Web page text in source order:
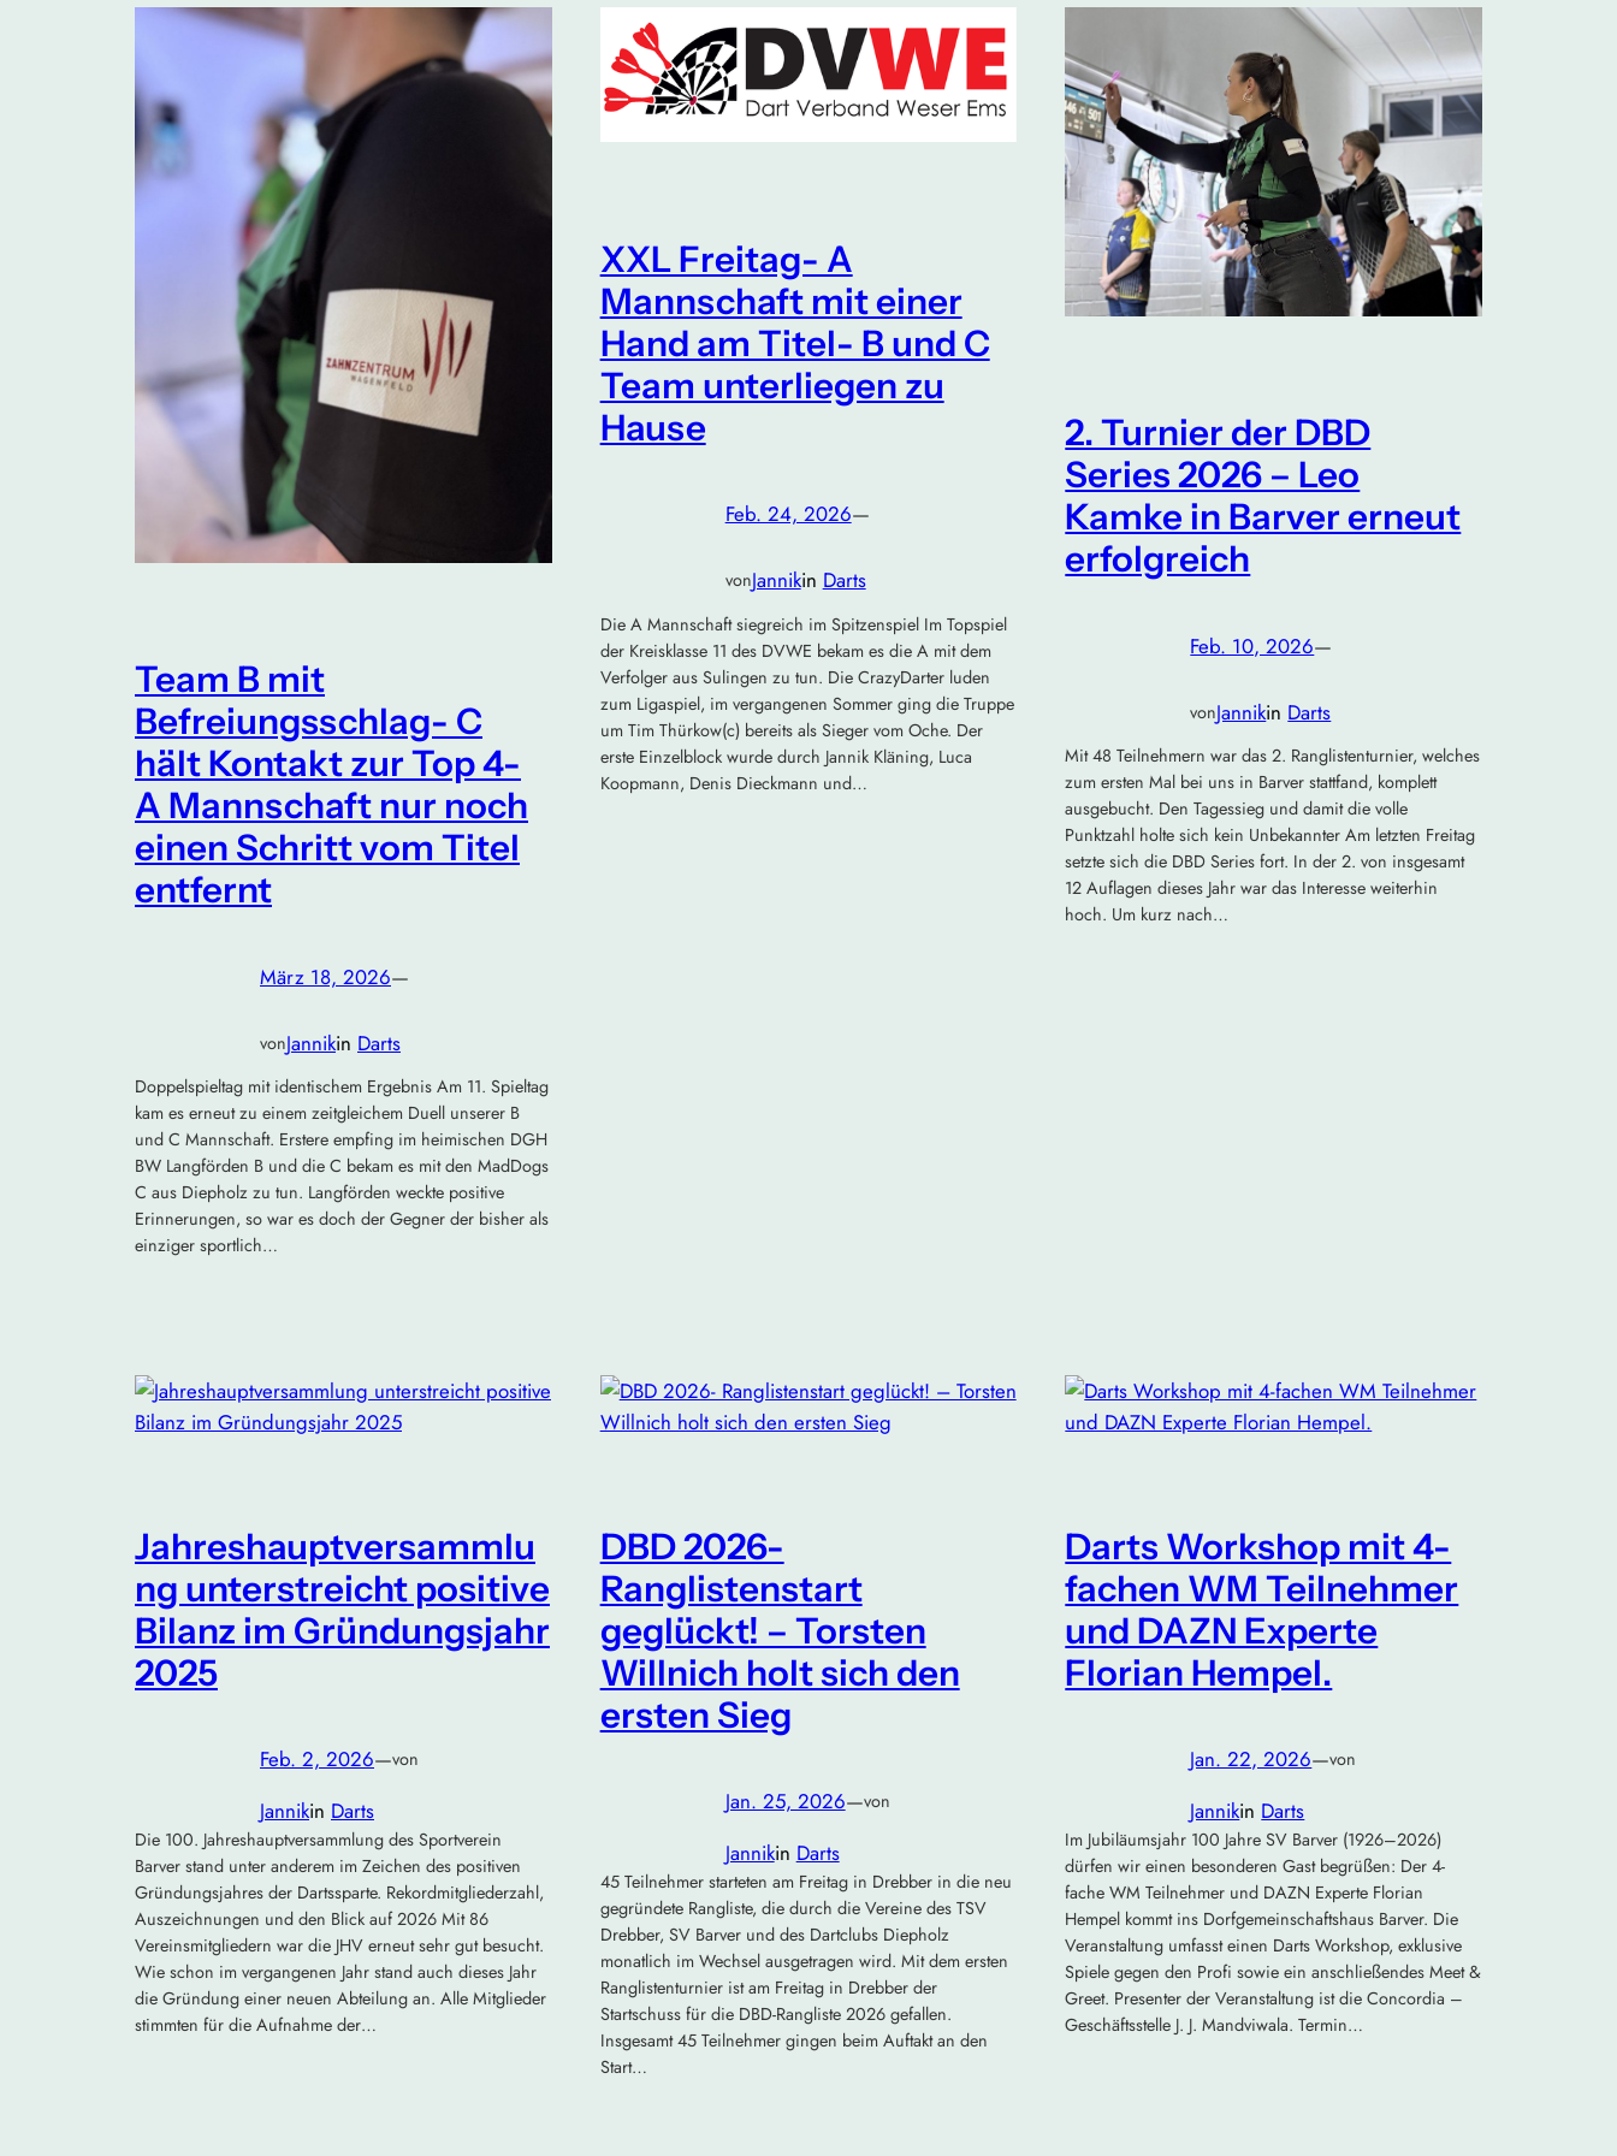
Team B mit
Befreiungsschlag- C
hält Kontakt zur Top 4-
A Mannschaft nur noch
einen Schritt vom Titel
entfernt
März 18, 2026—
vonJannikin Darts
Doppelspieltag mit identischem Ergebnis Am 11. Spieltag
kam es erneut zu einem zeitgleichem Duell unserer B
und C Mannschaft. Erstere empfing im heimischen DGH
BW Langförden B und die C bekam es mit den MadDogs
C aus Diepholz zu tun. Langförden weckte positive
Erinnerungen, so war es doch der Gegner der bisher als
einziger sportlich…
XXL Freitag- A
Mannschaft mit einer
Hand am Titel- B und C
Team unterliegen zu
Hause
Feb. 24, 2026—
vonJannikin Darts
Die A Mannschaft siegreich im Spitzenspiel Im Topspiel
der Kreisklasse 11 des DVWE bekam es die A mit dem
Verfolger aus Sulingen zu tun. Die CrazyDarter luden
zum Ligaspiel, im vergangenen Sommer ging die Truppe
um Tim Thürkow(c) bereits als Sieger vom Oche. Der
erste Einzelblock wurde durch Jannik Kläning, Luca
Koopmann, Denis Dieckmann und…
2. Turnier der DBD
Series 2026 – Leo
Kamke in Barver erneut
erfolgreich
Feb. 10, 2026—
vonJannikin Darts
Mit 48 Teilnehmern war das 2. Ranglistenturnier, welches
zum ersten Mal bei uns in Barver stattfand, komplett
ausgebucht. Den Tagessieg und damit die volle
Punktzahl holte sich kein Unbekannter Am letzten Freitag
setzte sich die DBD Series fort. In der 2. von insgesamt
12 Auflagen dieses Jahr war das Interesse weiterhin
hoch. Um kurz nach…
Jahreshauptversammlu
ng unterstreicht positive
Bilanz im Gründungsjahr
2025
Feb. 2, 2026—von
Jannikin Darts
Die 100. Jahreshauptversammlung des Sportverein
Barver stand unter anderem im Zeichen des positiven
Gründungsjahres der Dartssparte. Rekordmitgliederzahl,
Auszeichnungen und den Blick auf 2026 Mit 86
Vereinsmitgliedern war die JHV erneut sehr gut besucht.
Wie schon im vergangenen Jahr stand auch dieses Jahr
die Gründung einer neuen Abteilung an. Alle Mitglieder
stimmten für die Aufnahme der…
DBD 2026-
Ranglistenstart
geglückt! – Torsten
Willnich holt sich den
ersten Sieg
Jan. 25, 2026—von
Jannikin Darts
45 Teilnehmer starteten am Freitag in Drebber in die neu
gegründete Rangliste, die durch die Vereine des TSV
Drebber, SV Barver und des Dartclubs Diepholz
monatlich im Wechsel ausgetragen wird. Mit dem ersten
Ranglistenturnier ist am Freitag in Drebber der
Startschuss für die DBD-Rangliste 2026 gefallen.
Insgesamt 45 Teilnehmer gingen beim Auftakt an den
Start…
Darts Workshop mit 4-
fachen WM Teilnehmer
und DAZN Experte
Florian Hempel.
Jan. 22, 2026—von
Jannikin Darts
Im Jubiläumsjahr 100 Jahre SV Barver (1926–2026)
dürfen wir einen besonderen Gast begrüßen: Der 4-
fache WM Teilnehmer und DAZN Experte Florian
Hempel kommt ins Dorfgemeinschaftshaus Barver. Die
Veranstaltung umfasst einen Darts Workshop, exklusive
Spiele gegen den Profi sowie ein anschließendes Meet &
Greet. Presenter der Veranstaltung ist die Concordia –
Geschäftsstelle J. J. Mandviwala. Termin…